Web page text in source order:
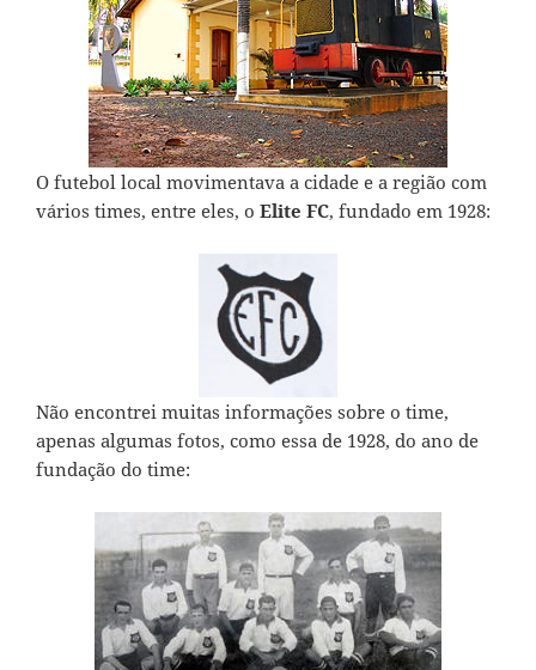
O futebol local movimentava a cidade e a região com
vários times, entre eles, o Elite FC, fundado em 1928:
Não encontrei muitas informações sobre o time,
apenas algumas fotos, como essa de 1928, do ano de
fundação do time: